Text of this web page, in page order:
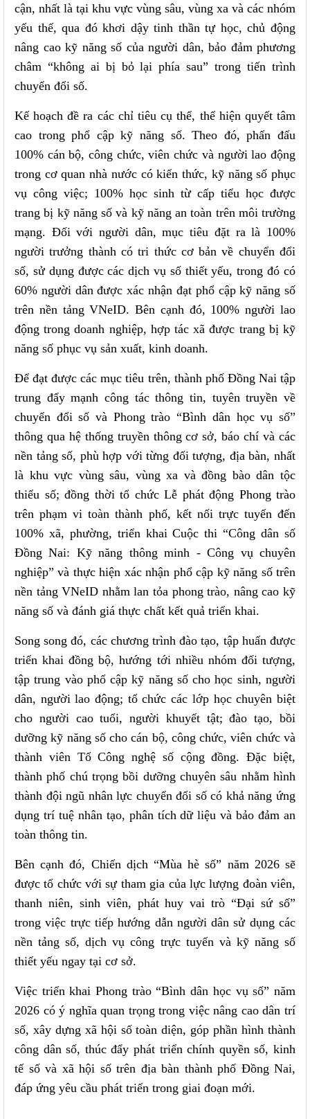
cận, nhất là tại khu vực vùng sâu, vùng xa và các nhóm
yếu thế, qua đó khơi dậy tinh thần tự học, chủ động
nâng cao kỹ năng số của người dân, bảo đảm phương
châm “không ai bị bỏ lại phía sau” trong tiến trình
chuyển đổi số.
Kế hoạch đề ra các chỉ tiêu cụ thể, thể hiện quyết tâm
cao trong phổ cập kỹ năng số. Theo đó, phấn đấu
100% cán bộ, công chức, viên chức và người lao động
trong cơ quan nhà nước có kiến thức, kỹ năng số phục
vụ công việc; 100% học sinh từ cấp tiểu học được
trang bị kỹ năng số và kỹ năng an toàn trên môi trường
mạng. Đối với người dân, mục tiêu đặt ra là 100%
người trưởng thành có tri thức cơ bản về chuyển đổi
số, sử dụng được các dịch vụ số thiết yếu, trong đó có
60% người dân được xác nhận đạt phổ cập kỹ năng số
trên nền tảng VNeID. Bên cạnh đó, 100% người lao
động trong doanh nghiệp, hợp tác xã được trang bị kỹ
năng số phục vụ sản xuất, kinh doanh.
Để đạt được các mục tiêu trên, thành phố Đồng Nai tập
trung đẩy mạnh công tác thông tin, tuyên truyền về
chuyển đổi số và Phong trào “Bình dân học vụ số”
thông qua hệ thống truyền thông cơ sở, báo chí và các
nền tảng số, phù hợp với từng đối tượng, địa bàn, nhất
là khu vực vùng sâu, vùng xa và đồng bào dân tộc
thiểu số; đồng thời tổ chức Lễ phát động Phong trào
trên phạm vi toàn thành phố, kết nối trực tuyến đến
100% xã, phường, triển khai Cuộc thi “Công dân số
Đồng Nai: Kỹ năng thông minh - Công vụ chuyên
nghiệp” và thực hiện xác nhận phổ cập kỹ năng số trên
nền tảng VNeID nhằm lan tỏa phong trào, nâng cao kỹ
năng số và đánh giá thực chất kết quả triển khai.
Song song đó, các chương trình đào tạo, tập huấn được
triển khai đồng bộ, hướng tới nhiều nhóm đối tượng,
tập trung vào phổ cập kỹ năng số cho học sinh, người
dân, người lao động; tổ chức các lớp học chuyên biệt
cho người cao tuổi, người khuyết tật; đào tạo, bồi
dưỡng kỹ năng số cho cán bộ, công chức, viên chức và
thành viên Tổ Công nghệ số cộng đồng. Đặc biệt,
thành phố chú trọng bồi dưỡng chuyên sâu nhằm hình
thành đội ngũ nhân lực chuyển đổi số có khả năng ứng
dụng trí tuệ nhân tạo, phân tích dữ liệu và bảo đảm an
toàn thông tin.
Bên cạnh đó, Chiến dịch “Mùa hè số” năm 2026 sẽ
được tổ chức với sự tham gia của lực lượng đoàn viên,
thanh niên, sinh viên, phát huy vai trò “Đại sứ số”
trong việc trực tiếp hướng dẫn người dân sử dụng các
nền tảng số, dịch vụ công trực tuyến và kỹ năng số
thiết yếu ngay tại cơ sở.
Việc triển khai Phong trào “Bình dân học vụ số” năm
2026 có ý nghĩa quan trọng trong việc nâng cao dân trí
số, xây dựng xã hội số toàn diện, góp phần hình thành
công dân số, thúc đẩy phát triển chính quyền số, kinh
tế số và xã hội số trên địa bàn thành phố Đồng Nai,
đáp ứng yêu cầu phát triển trong giai đoạn mới.